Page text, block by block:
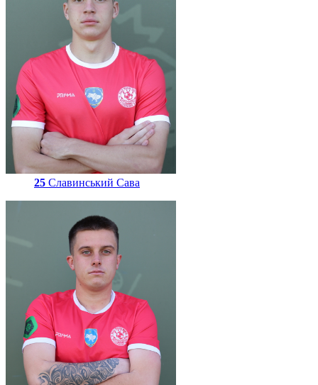
25 Славинський Сава